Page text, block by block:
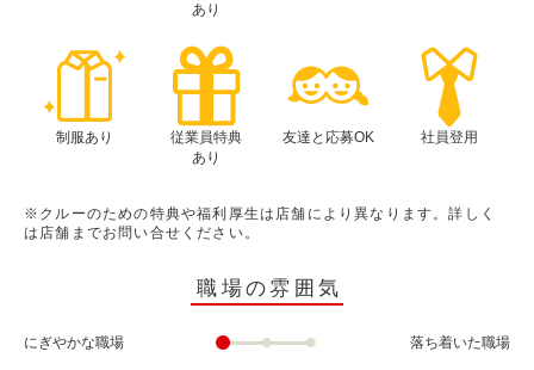
あり
制服あり
従業員特典
あり
友達と応募OK 社員登用
※クルーのための特典や福利厚生は店舗により異なります。詳しく
は店舗までお問い合せください。
職場の雰囲気
にぎやかな職場 落ち着いた職場